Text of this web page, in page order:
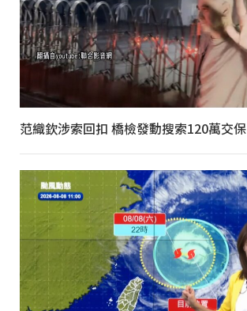
范織欽涉索回扣 橋檢發動搜索120萬交保